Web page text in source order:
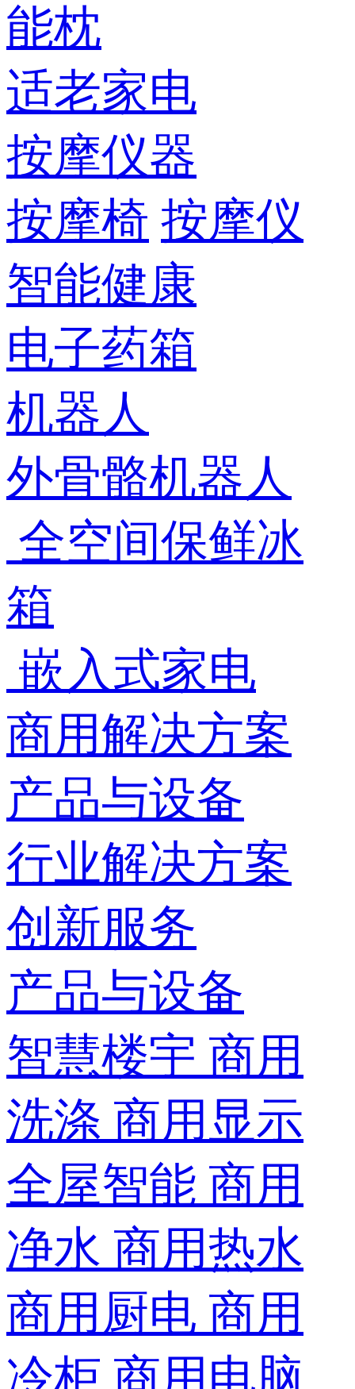
能枕
适老家电
按摩仪器
按摩椅 按摩仪
智能健康
电子药箱
机器人
外骨骼机器人
全空间保鲜冰
箱
嵌入式家电
商用解决方案
产品与设备
行业解决方案
创新服务
产品与设备
智慧楼宇 商用
洗涤 商用显示
全屋智能 商用
净水 商用热水
商用厨电 商用
冷柜 商用电脑